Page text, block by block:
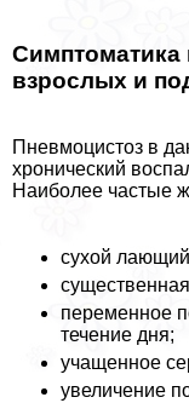
Симптоматика
взрослых и
Пневмоцистоз в
хронический
Наиболее частые
сухой
переменное
течение дня;
учащенное
увеличение